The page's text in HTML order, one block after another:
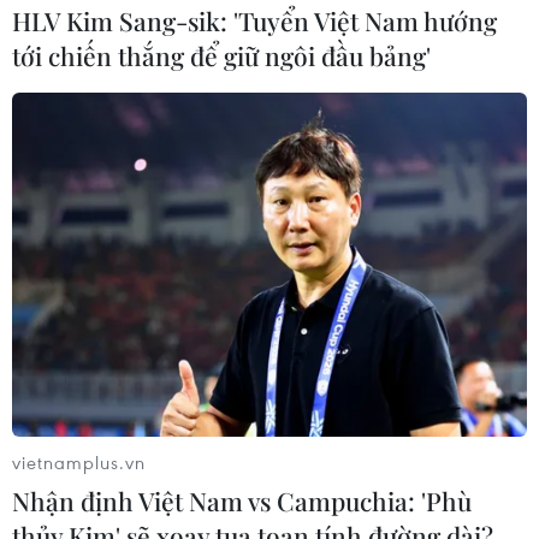
ASEAN và Nhật Bản là đối
tác thương mại quan trọng của nhau
27/10/2021 10:22
Với kim ngạch trao đổi thương mại hai chiều đạt 204 tỷ
USD trong năm 2020, ASEAN và Nhật Bản tiếp tục là
đối tác thương mại quan trọng của nhau.
HLV Kim Sang-sik: 'Tuyển Việt Nam hướng
tới chiến thắng để giữ ngôi đầu bảng'
vietnamplus.vn
Nhận định Việt Nam vs Campuchia: 'Phù